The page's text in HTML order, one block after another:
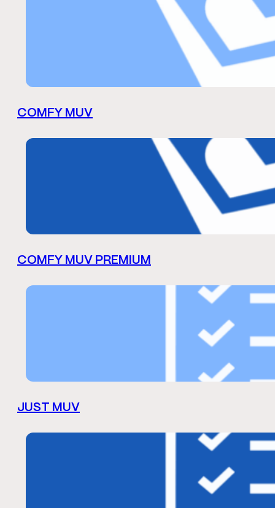
COMFY MUV
COMFY MUV PREMIUM
JUST MUV